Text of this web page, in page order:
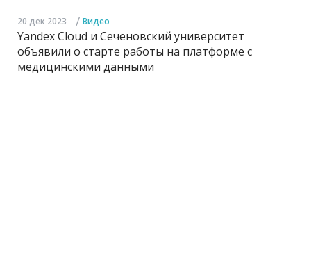
20 дек 2023 / Видео
Yandex Cloud и Сеченовский университет
объявили о старте работы на платформе с
медицинскими данными